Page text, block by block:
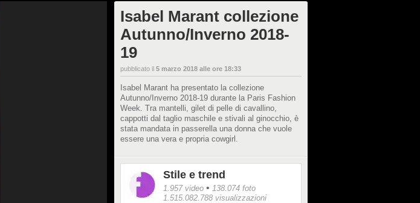
Isabel Marant collezione
Autunno/Inverno 2018-
19
pubblicato il 5 marzo 2018 alle ore 18:33
Isabel Marant ha presentato la collezione
Autunno/Inverno 2018-19 durante la Paris Fashion
Week. Tra mantelli, gilet di pelle di cavallino,
cappotti dal taglio maschile e stivali al ginocchio, è
stata mandata in passerella una donna che vuole
essere una vera e propria cowgirl.
Stile e trend
1.957 video • 138.074 foto
1.515.082.788 visualizzazioni